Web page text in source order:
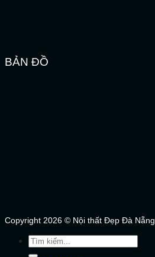
BẢN ĐỒ
Copyright 2026 © Nội thất Đẹp Đà Nẵng
Tìm
kiếm: